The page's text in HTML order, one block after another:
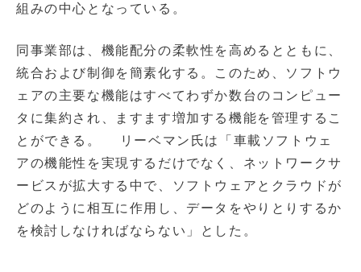
組みの中心となっている。
同事業部は、機能配分の柔軟性を高めるとともに、
統合および制御を簡素化する。このため、ソフトウ
ェアの主要な機能はすべてわずか数台のコンピュー
タに集約され、ますます増加する機能を管理するこ
とができる。 リーベマン氏は「車載ソフトウェ
アの機能性を実現するだけでなく、ネットワークサ
ービスが拡大する中で、ソフトウェアとクラウドが
どのように相互に作用し、データをやりとりするか
を検討しなければならない」とした。